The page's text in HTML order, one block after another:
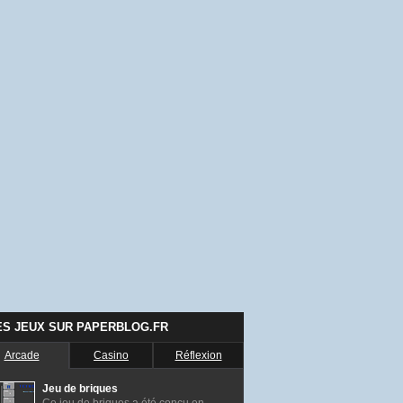
JEUX SUR PAPERBLOG.FR
Arcade Casino Réflexion
Jeu de briques